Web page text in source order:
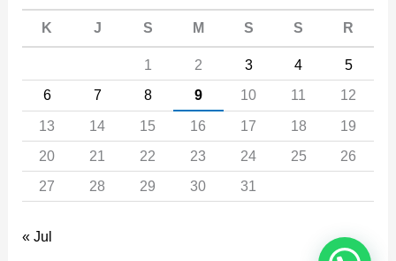
K J S M S S R
1 2 3 4
5
6
7 8 9 10 11 12
13 14 15 16 17 18
19
20
21 22 23 24 25
26
27
28 29 30 31
« Jul